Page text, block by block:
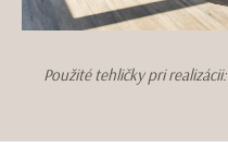
Použité tehličky pri realizácii: